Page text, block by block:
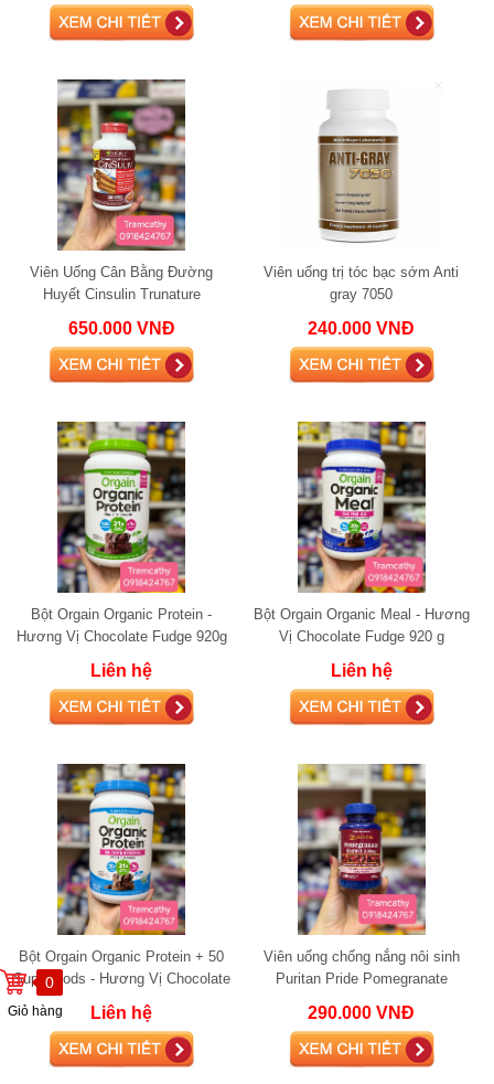
0
Giỏ hàng
Viên Uống Cân Bằng Đường
Huyết Cinsulin Trunature
650.000 VNĐ
Viên uống trị tóc bạc sớm Anti
gray 7050
240.000 VNĐ
Bột Orgain Organic Protein -
Hương Vị Chocolate Fudge 920g
Liên hệ
Bột Orgain Organic Meal - Hương
Vị Chocolate Fudge 920 g
Liên hệ
Bột Orgain Organic Protein + 50
Superfoods - Hương Vị Chocolate
Liên hệ
Viên uống chống nắng nôi sinh
Puritan Pride Pomegranate
290.000 VNĐ